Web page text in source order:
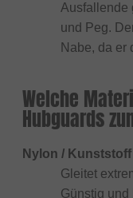
Ausfallende
und Peg.
Nabe, da er
Welche
Hubguards
Nylon / Kunststoff
Gleitet
Günstig